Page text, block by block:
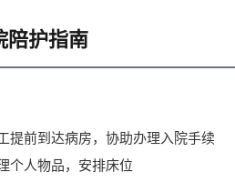
陪护指南
提前到达病房，协助办理入院手续
个人物品，安排床位